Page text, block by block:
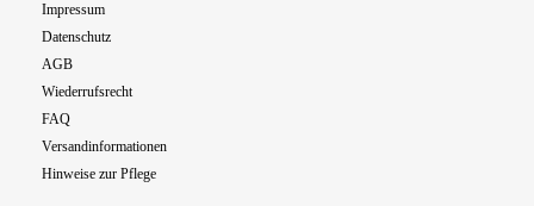
Impressum
Datenschutz
AGB
Wiederrufsrecht
FAQ
Versandinformationen
Hinweise zur Pflege